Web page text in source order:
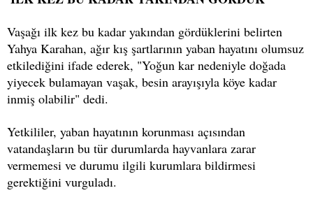
Vaşağı ilk kez bu kadar yakından gördüklerini belirten
Yahya Karahan, ağır kış şartlarının yaban hayatını olumsuz
etkilediğini ifade ederek, "Yoğun kar nedeniyle doğada
yiyecek bulamayan vaşak, besin arayışıyla köye kadar
inmiş olabilir" dedi.
Yetkililer, yaban hayatının korunması açısından
vatandaşların bu tür durumlarda hayvanlara zarar
vermemesi ve durumu ilgili kurumlara bildirmesi
gerektiğini vurguladı.